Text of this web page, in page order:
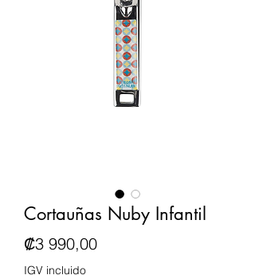
Cortauñas Nuby Infantil
₡3 990,00Precio
IGV incluido